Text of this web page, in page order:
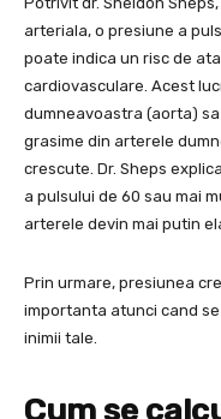
arteriala, o presiune a
poate indica un risc de
cardiovasculare. Acest
dumneavoastra (aorta)
grasime din arterele
crescute. Dr. Sheps
a pulsului de 60 sau mai
arterele devin mai putin
Prin urmare, presiunea
importanta atunci cand
inimii tale.
Cum se